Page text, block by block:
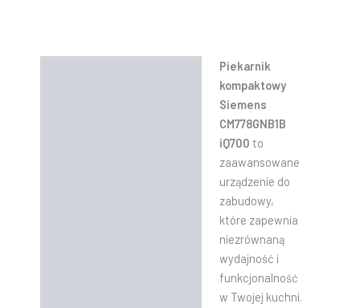
Piekarnik
kompaktowy
Siemens
CM778GNB1B
iQ700 to
zaawansowane
urządzenie do
zabudowy,
które zapewnia
niezrównaną
wydajność i
funkcjonalność
w Twojej kuchni.